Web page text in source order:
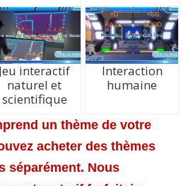
Jeu interactif
naturel et
scientifique
Interaction
humaine
un thème de votre
acheter des thèmes
séparément. Nous